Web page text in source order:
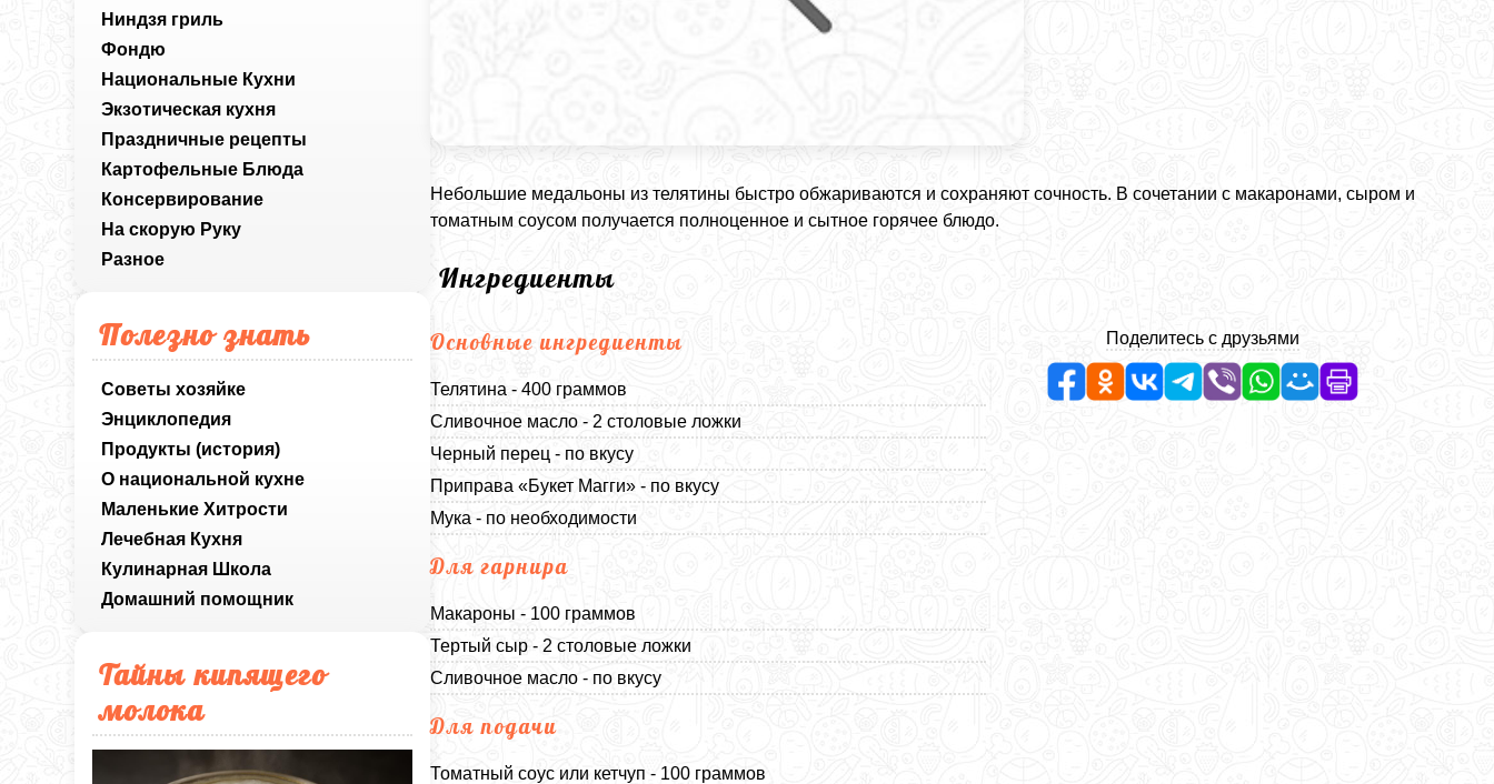
Ниндзя гриль
Фондю
Национальные Кухни
Экзотическая кухня
Праздничные рецепты
Картофельные Блюда
Консервирование
На скорую Руку
Разное
Полезно знать
Советы хозяйке
Энциклопедия
Продукты (история)
О национальной кухне
Маленькие Хитрости
Лечебная Кухня
Кулинарная Школа
Домашний помощник
Тайны кипящего
молока
Небольшие медальоны из телятины быстро обжариваются и сохраняют сочность. В сочетании с макаронами, сыром и
томатным соусом получается полноценное и сытное горячее блюдо.
Ингредиенты
Основные ингредиенты
Телятина - 400 граммов
Сливочное масло - 2 столовые ложки
Черный перец - по вкусу
Приправа «Букет Магги» - по вкусу
Мука - по необходимости
Для гарнира
Макароны - 100 граммов
Тертый сыр - 2 столовые ложки
Сливочное масло - по вкусу
Для подачи
Томатный соус или кетчуп - 100 граммов
Поделитесь с друзьями